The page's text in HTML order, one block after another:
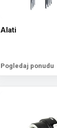
Alati
Pogledaj ponudu